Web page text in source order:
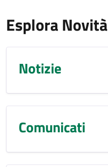
Esplora Novità
Notizie
Comunicati